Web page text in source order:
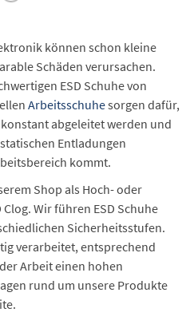
können schon kleine
Schäden verursachen.
ESD Schuhe von
Arbeitsschuhesorgen dafür,
abgeleitet werden und
Entladungen
kommt.
Shop als Hoch- oder
Wir führen ESD Schuhe
Sicherheitsstufen.
verarbeitet, entsprechend
Arbeit einen hohen
rund um unsere Produkte